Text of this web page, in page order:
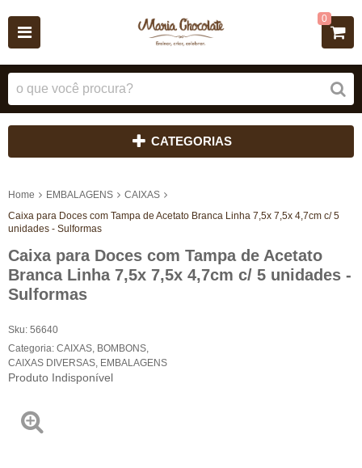
0
CATEGORIAS
Home EMBALAGENS
CAIXAS
Caixa para Doces com Tampa de Acetato Branca Linha 7,5x 7,5x 4,7cm c/ 5
unidades - Sulformas
Caixa para Doces com Tampa de Acetato
Branca Linha 7,5x 7,5x 4,7cm c/ 5 unidades -
Sulformas
Sku: 56640
Categoria: CAIXAS BOMBONS
CAIXAS DIVERSAS EMBALAGENS
Produto Indisponível